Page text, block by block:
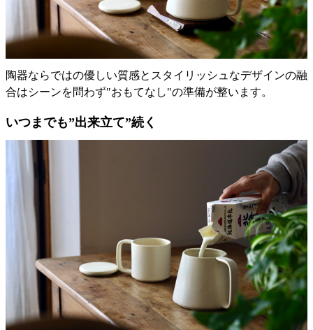
陶器ならではの優しい質感とスタイリッシュなデザインの融
合はシーンを問わず"おもてなし"の準備が整います。
いつまでも”出来立て”続く